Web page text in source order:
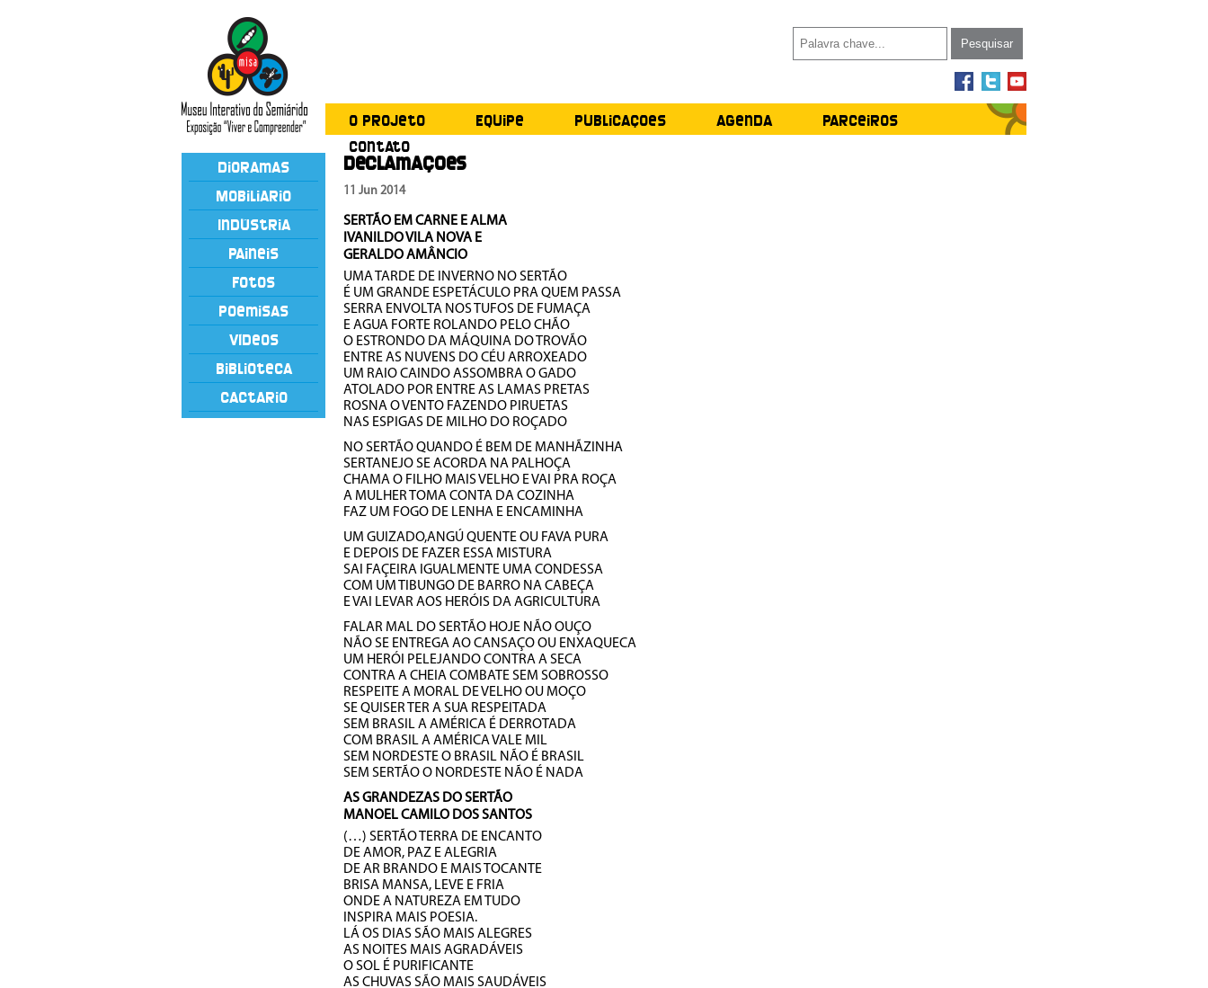
O Projeto Equipe Publicações Agenda
Parceiros
Contato
Dioramas
Mobiliário
Indústria
Painéis
Fotos
Poemisas
Vídeos
Biblioteca
Cactário
Declamações
11 Jun 2014
SERTÃO EM CARNE E ALMA
IVANILDO VILA NOVA E
GERALDO AMÂNCIO
UMA TARDE DE INVERNO NO SERTÃO
É UM GRANDE ESPETÁCULO PRA QUEM PASSA
SERRA ENVOLTA NOS TUFOS DE FUMAÇA
E AGUA FORTE ROLANDO PELO CHÃO
O ESTRONDO DA MÁQUINA DO TROVÃO
ENTRE AS NUVENS DO CÉU ARROXEADO
UM RAIO CAINDO ASSOMBRA O GADO
ATOLADO POR ENTRE AS LAMAS PRETAS
ROSNA O VENTO FAZENDO PIRUETAS
NAS ESPIGAS DE MILHO DO ROÇADO
NO SERTÃO QUANDO É BEM DE MANHÃZINHA
SERTANEJO SE ACORDA NA PALHOÇA
CHAMA O FILHO MAIS VELHO E VAI PRA ROÇA
A MULHER TOMA CONTA DA COZINHA
FAZ UM FOGO DE LENHA E ENCAMINHA
UM GUIZADO,ANGÚ QUENTE OU FAVA PURA
E DEPOIS DE FAZER ESSA MISTURA
SAI FAÇEIRA IGUALMENTE UMA CONDESSA
COM UM TIBUNGO DE BARRO NA CABEÇA
E VAI LEVAR AOS HERÓIS DA AGRICULTURA
FALAR MAL DO SERTÃO HOJE NÃO OUÇO
NÃO SE ENTREGA AO CANSAÇO OU ENXAQUECA
UM HERÓI PELEJANDO CONTRA A SECA
CONTRA A CHEIA COMBATE SEM SOBROSSO
RESPEITE A MORAL DE VELHO OU MOÇO
SE QUISER TER A SUA RESPEITADA
SEM BRASIL A AMÉRICA É DERROTADA
COM BRASIL A AMÉRICA VALE MIL
SEM NORDESTE O BRASIL NÃO É BRASIL
SEM SERTÃO O NORDESTE NÃO É NADA
AS GRANDEZAS DO SERTÃO
MANOEL CAMILO DOS SANTOS
(…) SERTÃO TERRA DE ENCANTO
DE AMOR, PAZ E ALEGRIA
DE AR BRANDO E MAIS TOCANTE
BRISA MANSA, LEVE E FRIA
ONDE A NATUREZA EM TUDO
INSPIRA MAIS POESIA.
LÁ OS DIAS SÃO MAIS ALEGRES
AS NOITES MAIS AGRADÁVEIS
O SOL É PURIFICANTE
AS CHUVAS SÃO MAIS SAUDÁVEIS